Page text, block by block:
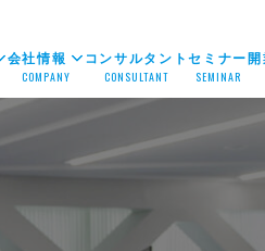
COMPANY
会社情報
CONSULTANT
コンサルタント
SEMINAR
セミナー